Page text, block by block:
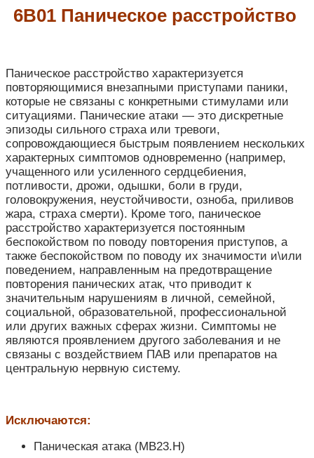
6В01 Паническое расстройство
Паническое расстройство характеризуется
повторяющимися внезапными приступами паники,
которые не связаны с конкретными стимулами или
ситуациями. Панические атаки — это дискретные
эпизоды сильного страха или тревоги,
сопровождающиеся быстрым появлением нескольких
характерных симптомов одновременно (например,
учащенного или усиленного сердцебиения,
потливости, дрожи, одышки, боли в груди,
головокружения, неустойчивости, озноба, приливов
жара, страха смерти). Кроме того, паническое
расстройство характеризуется постоянным
беспокойством по поводу повторения приступов, а
также беспокойством по поводу их значимости и\или
поведением, направленным на предотвращение
повторения панических атак, что приводит к
значительным нарушениям в личной, семейной,
социальной, образовательной, профессиональной
или других важных сферах жизни. Симптомы не
являются проявлением другого заболевания и не
связаны с воздействием ПАВ или препаратов на
центральную нервную систему.
Исключаются:
Паническая атака (MB23.H)